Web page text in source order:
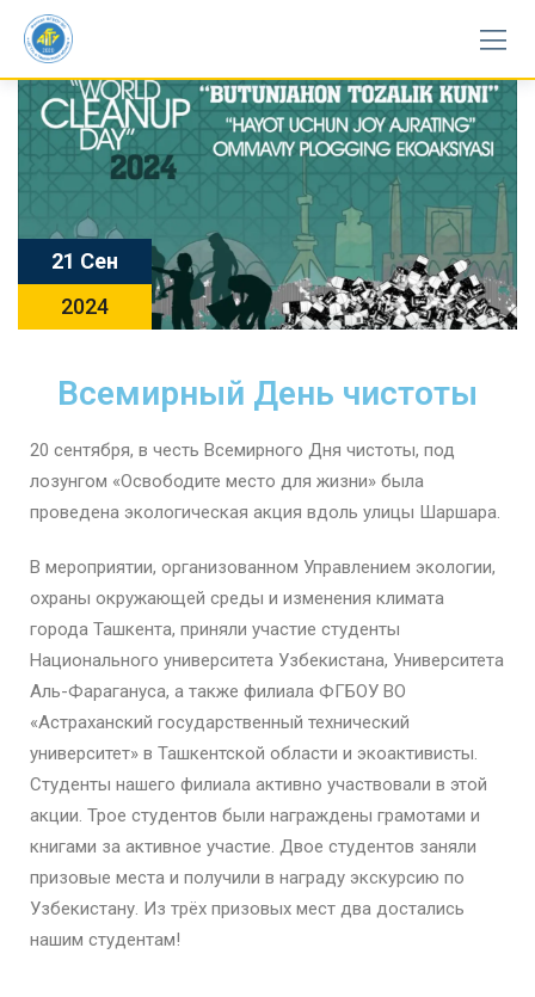
21 Сен
2024
Всемирный День чистоты
20 сентября, в честь Всемирного Дня чистоты, под
лозунгом «Освободите место для жизни» была
проведена экологическая акция вдоль улицы Шаршара.
В мероприятии, организованном Управлением экологии,
охраны окружающей среды и изменения климата
города Ташкента, приняли участие студенты
Национального университета Узбекистана, Университета
Аль-Фарагануса, а также филиала ФГБОУ ВО
«Астраханский государственный технический
университет» в Ташкентской области и экоактивисты.
Студенты нашего филиала активно участвовали в этой
акции. Трое студентов были награждены грамотами и
книгами за активное участие. Двое студентов заняли
призовые места и получили в награду экскурсию по
Узбекистану. Из трёх призовых мест два достались
нашим студентам!